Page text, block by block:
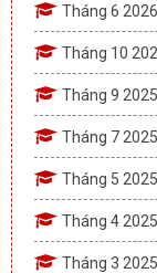
Tháng 6 2026
Tháng 10
Tháng 9 2025
Tháng 7 2025
Tháng 5 2025
Tháng 4 2025
Tháng 3 2025